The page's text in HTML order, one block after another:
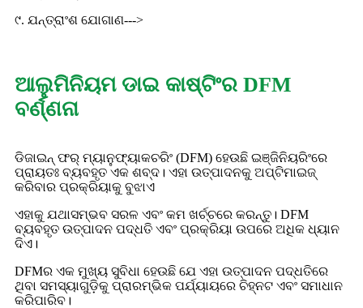
୯. ଯନ୍ତ୍ରାଂଶ ଯୋଗାଣ--->
ଆଲୁମିନିୟମ ଡାଇ କାଷ୍ଟିଂର DFM
ବର୍ଣ୍ଣନା
ଡିଜାଇନ୍ ଫର୍ ମ୍ୟାନୁଫ୍ୟାକଚରିଂ (DFM) ହେଉଛି ଇଞ୍ଜିନିୟରିଂରେ
ପ୍ରାୟତଃ ବ୍ୟବହୃତ ଏକ ଶବ୍ଦ। ଏହା ଉତ୍ପାଦନକୁ ଅପ୍ଟିମାଇଜ୍
କରିବାର ପ୍ରକ୍ରିୟାକୁ ବୁଝାଏ
ଏହାକୁ ଯଥାସମ୍ଭବ ସରଳ ଏବଂ କମ ଖର୍ଚ୍ଚରେ କରନ୍ତୁ। DFM
ବ୍ୟବହୃତ ଉତ୍ପାଦନ ପଦ୍ଧତି ଏବଂ ପ୍ରକ୍ରିୟା ଉପରେ ଅଧିକ ଧ୍ୟାନ
ଦିଏ।
DFMର ଏକ ମୁଖ୍ୟ ସୁବିଧା ହେଉଛି ଯେ ଏହା ଉତ୍ପାଦନ ପଦ୍ଧତିରେ
ଥିବା ସମସ୍ୟାଗୁଡ଼ିକୁ ପ୍ରାରମ୍ଭିକ ପର୍ଯ୍ୟାୟରେ ଚିହ୍ନଟ ଏବଂ ସମାଧାନ
କରିପାରିବ।